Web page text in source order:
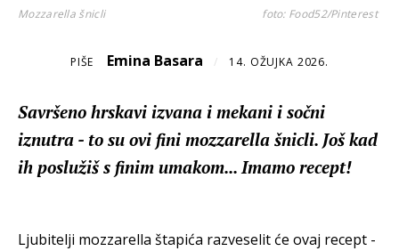
Mozzarella šnicli foto: Food52/Pinterest
PIŠE Emina Basara / 14. OŽUJKA 2026.
Savršeno hrskavi izvana i mekani i sočni
iznutra - to su ovi fini mozzarella šnicli. Još kad
ih poslužiš s finim umakom... Imamo recept!
Ljubitelji mozzarella štapića razveselit će ovaj recept -